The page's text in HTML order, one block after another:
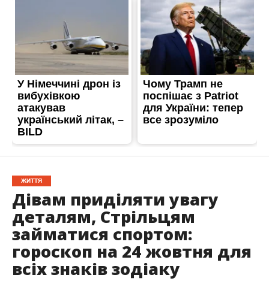
ЖИТТЯ
Дівам приділяти увагу
деталям, Стрільцям
займатися спортом:
гороскоп на 24 жовтня для
всіх знаків зодіаку